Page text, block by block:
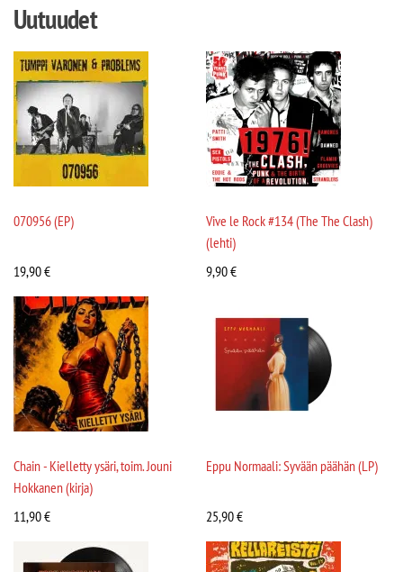
Uutuudet
070956 (EP)
19,90€
Vive le Rock #134 (The The Clash)
(lehti)
9,90€
Chain - Kielletty ysäri, toim. Jouni
Hokkanen (kirja)
11,90€
Eppu Normaali: Syvään päähän (LP)
25,90€